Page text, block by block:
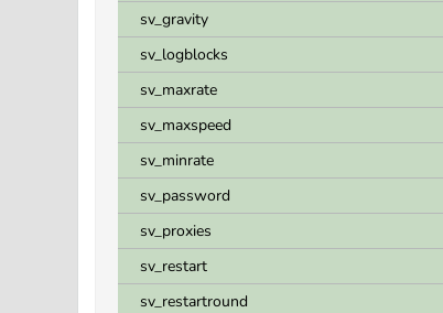
sv_gravity
sv_logblocks
sv_maxrate
sv_maxspeed
sv_minrate
sv_password
sv_proxies
sv_restart
sv_restartround